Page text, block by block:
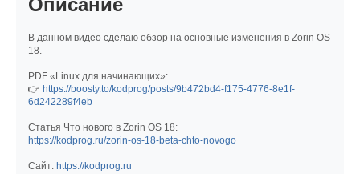
В данном видео сделаю обзор на основные изменения в Zorin OS
18.
PDF «Linux для начинающих»:
👉 https://boosty.to/kodprog/posts/9b472bd4-f175-4776-8e1f-
6d242289f4eb
Статья Что нового в Zorin OS 18:
https://kodprog.ru/zorin-os-18-beta-chto-novogo
Сайт: https://kodprog.ru